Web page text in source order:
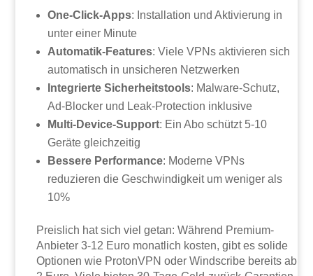
One-Click-Apps: Installation und Aktivierung in
unter einer Minute
Automatik-Features: Viele VPNs aktivieren sich
automatisch in unsicheren Netzwerken
Integrierte Sicherheitstools: Malware-Schutz,
Ad-Blocker und Leak-Protection inklusive
Multi-Device-Support: Ein Abo schützt 5-10
Geräte gleichzeitig
Bessere Performance: Moderne VPNs
reduzieren die Geschwindigkeit um weniger als
10%
Preislich hat sich viel getan: Während Premium-
Anbieter 3-12 Euro monatlich kosten, gibt es solide
Optionen wie ProtonVPN oder Windscribe bereits ab